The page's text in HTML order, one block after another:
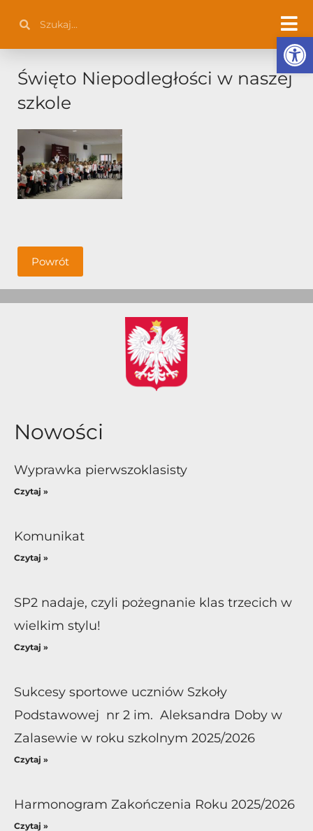
treści
Święto Niepodległości w naszej
szkole
Powrót
Nowości
Wyprawka pierwszoklasisty
Czytaj »
Komunikat
Czytaj »
SP2 nadaje, czyli pożegnanie klas trzecich w
wielkim stylu!
Czytaj »
Sukcesy sportowe uczniów Szkoły
Podstawowej nr 2 im. Aleksandra Doby w
Zalasewie w roku szkolnym 2025/2026
Czytaj »
Harmonogram Zakończenia Roku 2025/2026
Czytaj »